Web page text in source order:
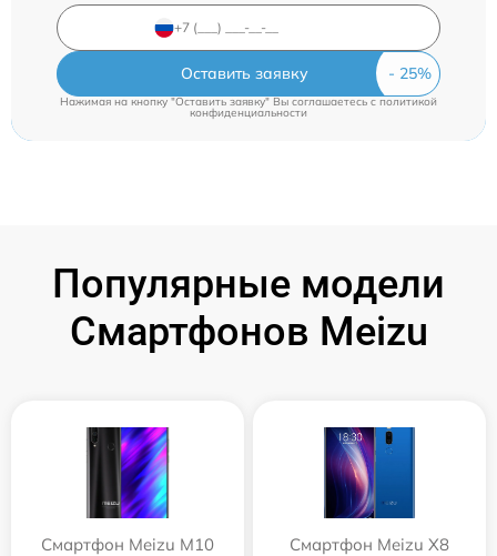
Оставить заявку
Нажимая на кнопку "Оставить заявку" Вы соглашаетесь cполитикой
конфиденциальности
Популярные модели
Смартфонов Meizu
Смартфон Meizu M10 Смартфон Meizu X8